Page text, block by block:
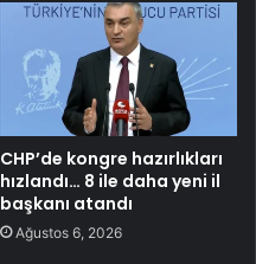
CHP’de kongre hazırlıkları
hızlandı… 8 ile daha yeni il
başkanı atandı
Ağustos 6, 2026